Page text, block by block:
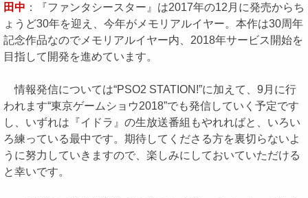
田中 ：『ファンタシースター』は2017年の12月に発売からち
ょうど30年を迎え、今年がメモリアルイヤー。本作は30周年
記念作品なのでメモリアルイヤー内、2018年サービス開始を
目指して開発を進めています。
情報発信については“PSO2 STATION!”に加えて、9月に行
われます“東京ゲームショウ2018”でも発信していく予定です
し、いずれは『イドラ』の生放送番組もやれればと、いろい
ろ練っている最中です。期待してくださる方を裏切らないよ
うに努力していきますので、楽しみにしておいていただける
と幸いです。